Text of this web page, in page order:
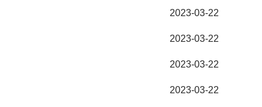
2023-03-22
2023-03-22
2023-03-22
2023-03-22